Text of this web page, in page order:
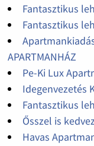
Fantasztikus
Fantasztikus
APARTMANHÁZ
Pe-Ki Lux
Idegenvezetés
Fantasztikus
Ősszel is
Havas